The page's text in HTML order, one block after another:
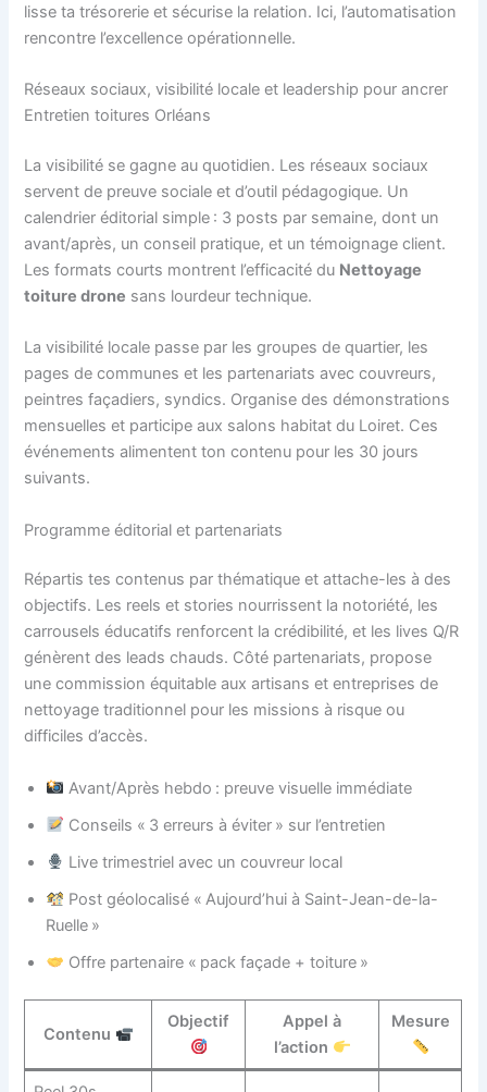
lisse ta trésorerie et sécurise la relation. Ici, l’automatisation
rencontre l’excellence opérationnelle.
Réseaux sociaux, visibilité locale et leadership pour ancrer
Entretien toitures Orléans
La visibilité se gagne au quotidien. Les réseaux sociaux
servent de preuve sociale et d’outil pédagogique. Un
calendrier éditorial simple : 3 posts par semaine, dont un
avant/après, un conseil pratique, et un témoignage client.
Les formats courts montrent l’efficacité du Nettoyage
toiture drone sans lourdeur technique.
La visibilité locale passe par les groupes de quartier, les
pages de communes et les partenariats avec couvreurs,
peintres façadiers, syndics. Organise des démonstrations
mensuelles et participe aux salons habitat du Loiret. Ces
événements alimentent ton contenu pour les 30 jours
suivants.
Programme éditorial et partenariats
Répartis tes contenus par thématique et attache-les à des
objectifs. Les reels et stories nourrissent la notoriété, les
carrousels éducatifs renforcent la crédibilité, et les lives Q/R
génèrent des leads chauds. Côté partenariats, propose
une commission équitable aux artisans et entreprises de
nettoyage traditionnel pour les missions à risque ou
difficiles d’accès.
Avant/Après hebdo : preuve visuelle immédiate
Conseils « 3 erreurs à éviter » sur l’entretien
Live trimestriel avec un couvreur local
Post géolocalisé « Aujourd’hui à Saint-Jean-de-la-
Ruelle »
Offre partenaire « pack façade + toiture »
Contenu
Objectif
Appel à
l’action
Mesure